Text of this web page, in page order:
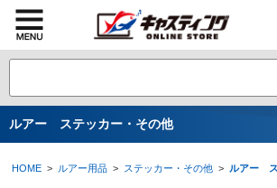
ルアー ステッカー・その他
HOME > ルアー用品 > ステッカー・その他 > ルアー